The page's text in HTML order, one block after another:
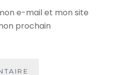
e-mail et mon site
prochain